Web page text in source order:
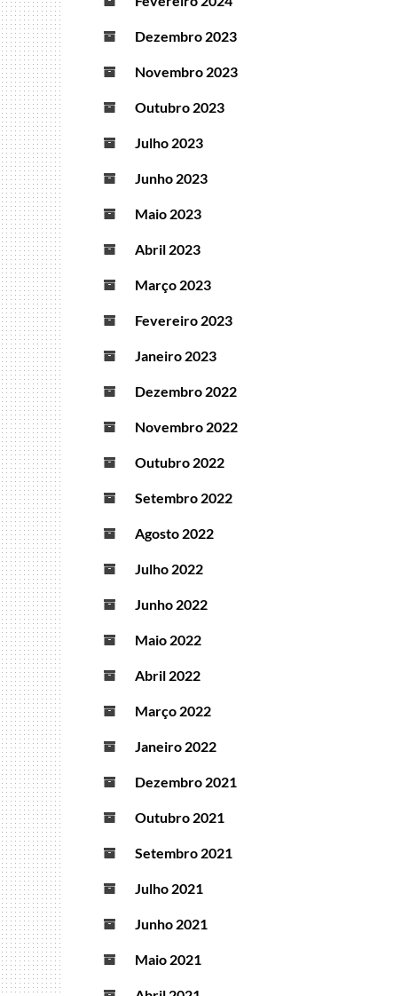
Dezembro 2023
Novembro 2023
Outubro 2023
Julho 2023
Junho 2023
Maio 2023
Abril 2023
Março 2023
Fevereiro 2023
Janeiro 2023
Dezembro 2022
Novembro 2022
Outubro 2022
Setembro 2022
Agosto 2022
Julho 2022
Junho 2022
Maio 2022
Abril 2022
Março 2022
Janeiro 2022
Dezembro 2021
Outubro 2021
Setembro 2021
Julho 2021
Junho 2021
Maio 2021